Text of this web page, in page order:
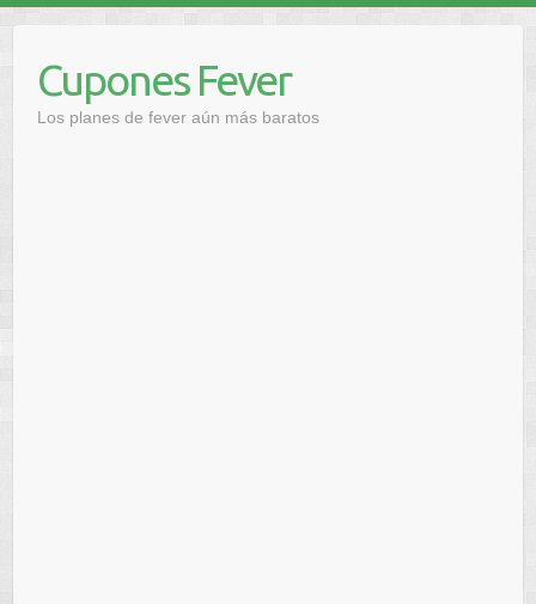
contenidoCupones Fever
Los planes de fever aún más baratos